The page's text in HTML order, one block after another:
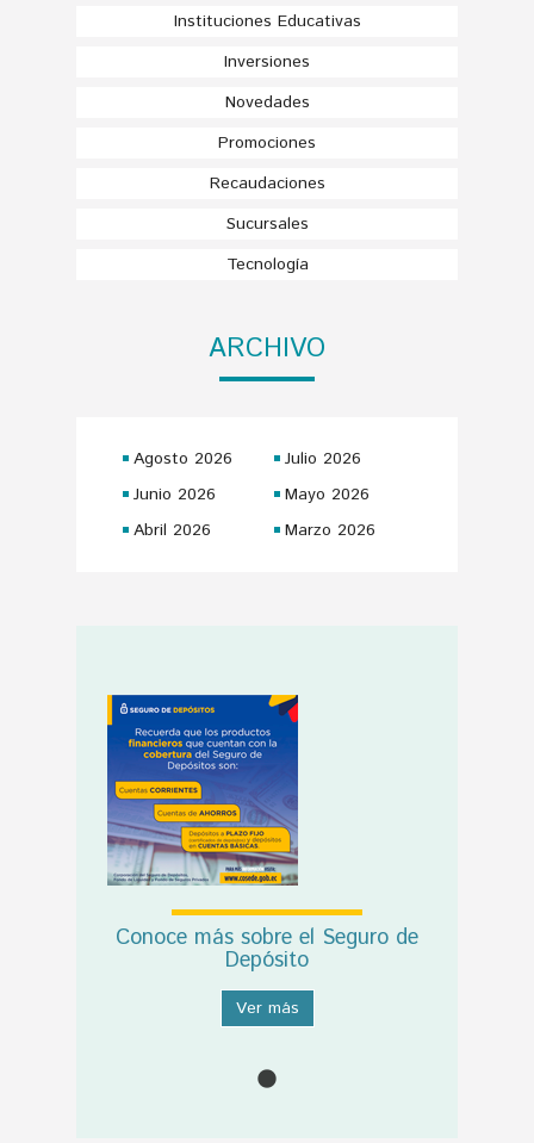
Instituciones Educativas
Inversiones
Novedades
Promociones
Recaudaciones
Sucursales
Tecnología
ARCHIVO
Agosto 2026
Julio 2026
Junio 2026
Mayo 2026
Abril 2026
Marzo 2026
Conoce más sobre el Seguro de
Depósito
Ver más